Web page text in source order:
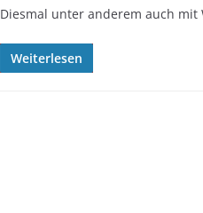
Diesmal unter anderem auch mit
Weiterlesen